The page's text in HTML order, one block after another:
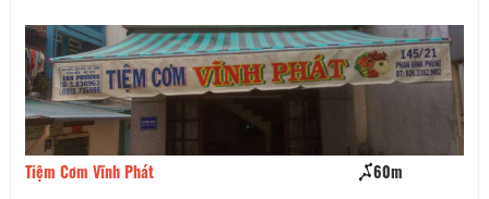
Tiệm Cơm Vĩnh Phát 60m